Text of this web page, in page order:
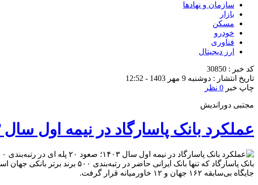
سازمان و نهادها
بازار
مسکن
خودرو
فناوری
ارز دیجیتال
کد خبر : 30850
تاریخ انتشار : دوشنبه 9 مهر 1403 - 12:52
چاپ خبر 0 نظر
مجتبی دوراندیش
عملکرد بانک پاسارگاد در نیمه اول سال ۱۴۰۳؛ صعود ۲۰ پله ای در رتبه‌بندی ۵۰۰ برند بانکی برتر جهان
جایگاه بی‌سابقه ۱۶۲ جهان و ۱۲ خاورمیانه قرار گرفت.